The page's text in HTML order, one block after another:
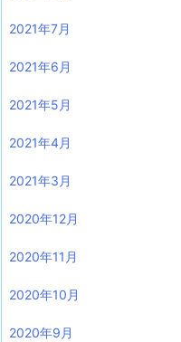
2021年7月
2021年6月
2021年5月
2021年4月
2021年3月
2020年12月
2020年11月
2020年10月
2020年9月